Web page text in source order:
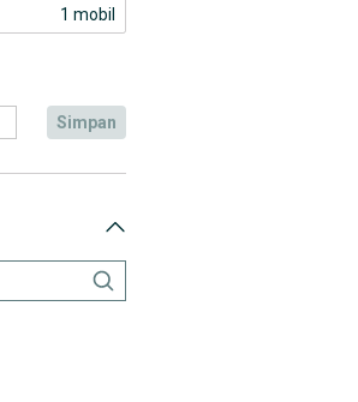
1 mobil
simpan